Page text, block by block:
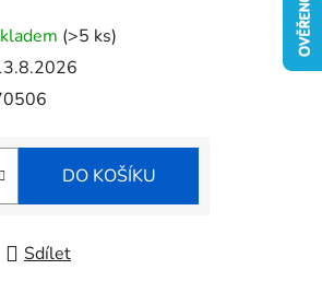
(>5 ks)
DO KOŠÍKU
Sdílet